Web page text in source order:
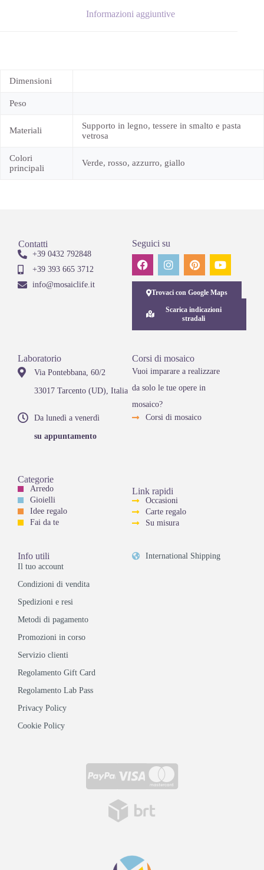
Informazioni aggiuntive
Dimensioni
Peso
Materiali
Supporto in legno, tessere in smalto e pasta
vetrosa
Colori
principali
Verde, rosso, azzurro, giallo
Contatti
+39 0432 792848
+39 393 665 3712
info@mosaiclife.it
Seguici su
Trovaci con Google Maps
Scarica indicazioni
stradali
Laboratorio
Via Pontebbana, 60/2
33017 Tarcento (UD), Italia
Da lunedì a venerdì
su appuntamento
Corsi di mosaico
Vuoi imparare a realizzare
da solo le tue opere in
mosaico?
Corsi di mosaico
Categorie
Arredo
Gioielli
Idee regalo
Fai da te
Link rapidi
Occasioni
Carte regalo
Su misura
Info utili
Il tuo account
Condizioni di vendita
Spedizioni e resi
Metodi di pagamento
Promozioni in corso
Servizio clienti
Regolamento Gift Card
Regolamento Lab Pass
Privacy Policy
Cookie Policy
International Shipping